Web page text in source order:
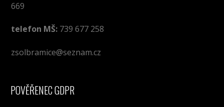
669
telefon MŠ: 739 677 258
zsolbramice@seznam.cz
POVĚŘENEC GDPR